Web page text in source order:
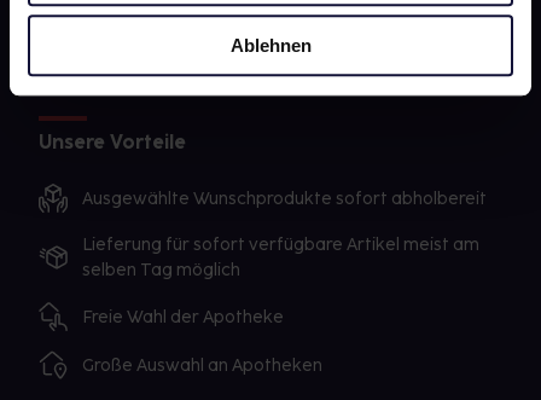
Ablehnen
Unsere Vorteile
Ausgewählte Wunschprodukte sofort abholbereit
Lieferung für sofort verfügbare Artikel meist am
selben Tag möglich
Freie Wahl der Apotheke
Große Auswahl an Apotheken